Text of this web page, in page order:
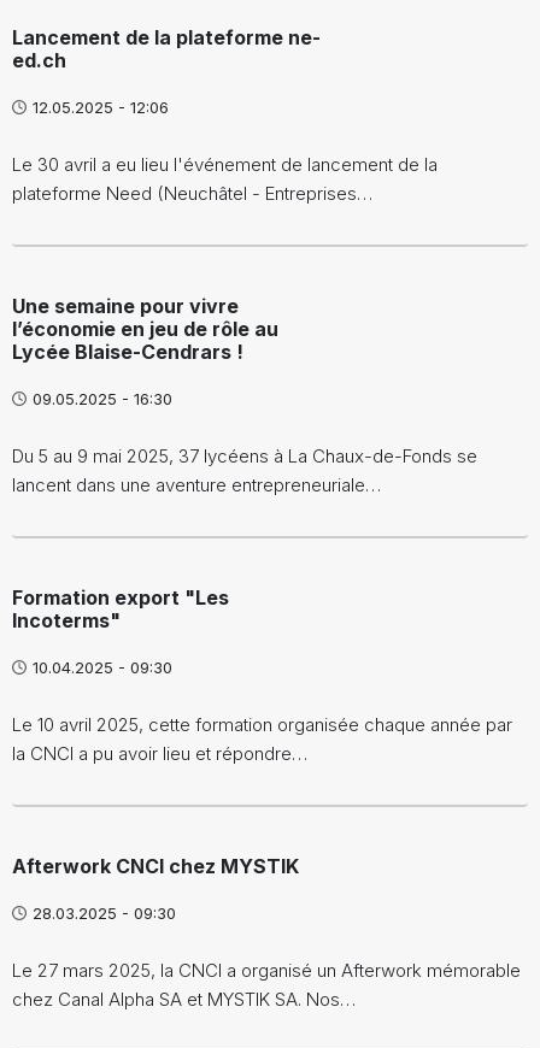
Lancement de la plateforme ne-
ed.ch
12.05.2025 - 12:06
Le 30 avril a eu lieu l'événement de lancement de la
plateforme Need (Neuchâtel - Entreprises…
Une semaine pour vivre
l’économie en jeu de rôle au
Lycée Blaise-Cendrars !
09.05.2025 - 16:30
Du 5 au 9 mai 2025, 37 lycéens à La Chaux-de-Fonds se
lancent dans une aventure entrepreneuriale…
Formation export "Les
Incoterms"
10.04.2025 - 09:30
Le 10 avril 2025, cette formation organisée chaque année par
la CNCI a pu avoir lieu et répondre…
Afterwork CNCI chez MYSTIK
28.03.2025 - 09:30
Le 27 mars 2025, la CNCI a organisé un Afterwork mémorable
chez Canal Alpha SA et MYSTIK SA. Nos…